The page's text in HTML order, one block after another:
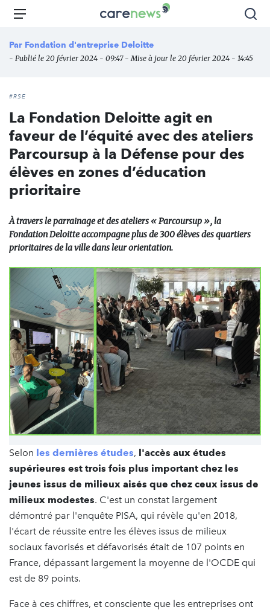
Aller
principal
Carenews,
média
des
Menu
Par Fondation d'entreprise Deloitte
- Publié le 20 février 2024 - 09:47 - Mise à jour le 20 février 2024 - 14:45
#RSE
La Fondation Deloitte agit en
faveur de l’équité avec des ateliers
Parcoursup à la Défense pour des
élèves en zones d’éducation
prioritaire
À travers le parrainage et des ateliers « Parcoursup », la
Fondation Deloitte accompagne plus de 300 élèves des quartiers
prioritaires de la ville dans leur orientation.
Selon les dernières études, l'accès aux études
supérieures est trois fois plus important chez les
jeunes issus de milieux aisés que chez ceux issus de
milieux modestes. C'est un constat largement
démontré par l'enquête PISA, qui révèle qu'en 2018,
l'écart de réussite entre les élèves issus de milieux
sociaux favorisés et défavorisés était de 107 points en
France, dépassant largement la moyenne de l'OCDE qui
est de 89 points.
Face à ces chiffres, et consciente que les entreprises ont